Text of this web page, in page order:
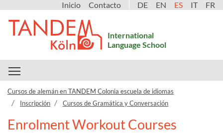
Inicio Contacto DE EN ES IT FR
International
Language School
Cursos de alemán en TANDEM Colonia escuela de idiomas
Inscripción
Cursos de Gramática y Conversación
Enrolment Workout Courses